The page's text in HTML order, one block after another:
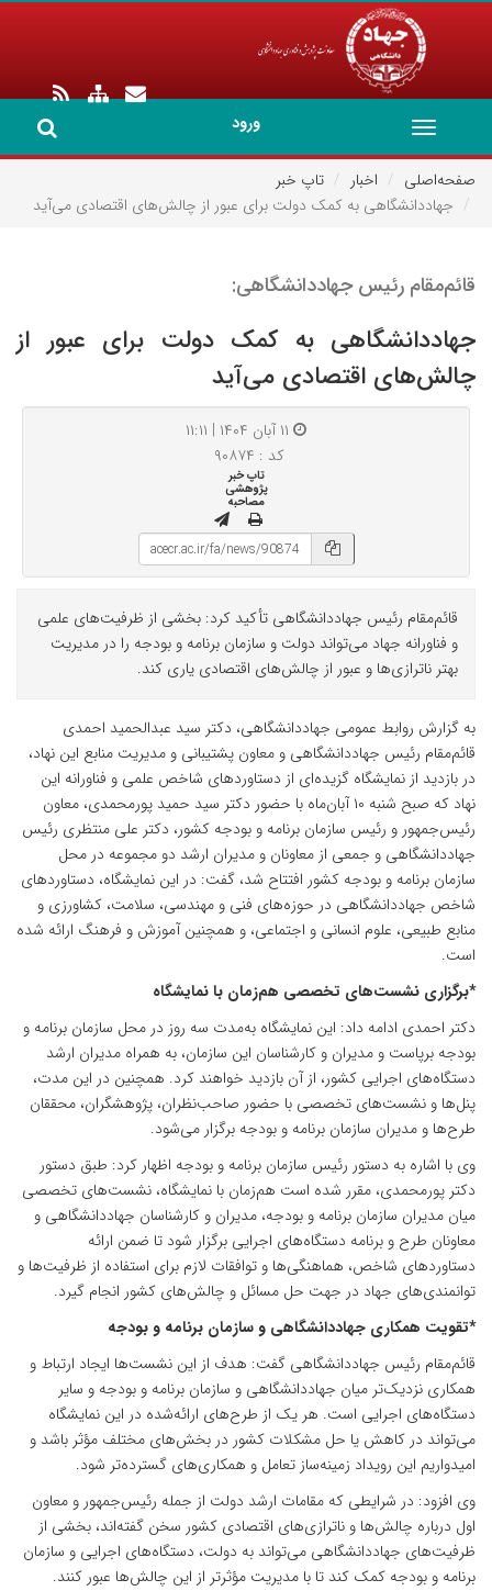
ورود
Toggle
navigation
صفحه‌اصلی
اخبار
تاپ خبر
جهاددانشگاهی به کمک دولت برای عبور از چالش‌های اقتصادی می‌آید
قائم‌مقام رئیس جهاددانشگاهی:
جهاددانشگاهی به کمک دولت برای عبور از
چالش‌های اقتصادی می‌آید
کد : ۹۰۸۷۴
تاپ خبر
پژوهشی
مصاحبه
قائم‌مقام رئیس جهاددانشگاهی تأکید کرد: بخشی از ظرفیت‌های علمی
و فناورانه جهاد می‌تواند دولت و سازمان برنامه و بودجه را در مدیریت
بهتر ناترازی‌ها و عبور از چالش‌های اقتصادی یاری کند.
به گزارش روابط عمومی جهاددانشگاهی، دکتر سید عبدالحمید احمدی
قائم‌مقام رئیس جهاددانشگاهی و معاون پشتیبانی و مدیریت منابع این نهاد،
در بازدید از نمایشگاه گزیده‌ای از دستاوردهای شاخص علمی و فناورانه این
نهاد که صبح شنبه ۱۰ آبان‌ماه با حضور دکتر سید حمید پورمحمدی، معاون
رئیس‌جمهور و رئیس سازمان برنامه و بودجه کشور، دکتر علی منتظری رئیس
جهاددانشگاهی و جمعی از معاونان و مدیران ارشد دو مجموعه در محل
سازمان برنامه و بودجه کشور افتتاح شد، گفت: در این نمایشگاه، دستاوردهای
شاخص جهاددانشگاهی در حوزه‌های فنی و مهندسی، سلامت، کشاورزی و
منابع طبیعی، علوم انسانی و اجتماعی، و همچنین آموزش و فرهنگ ارائه شده
است.
*برگزاری نشست‌های تخصصی هم‌زمان با نمایشگاه
دکتر احمدی ادامه داد: این نمایشگاه به‌مدت سه روز در محل سازمان برنامه و
بودجه برپاست و مدیران و کارشناسان این سازمان، به همراه مدیران ارشد
دستگاه‌های اجرایی کشور، از آن بازدید خواهند کرد. همچنین در این مدت،
پنل‌ها و نشست‌های تخصصی با حضور صاحب‌نظران، پژوهشگران، محققان
طرح‌ها و مدیران سازمان برنامه و بودجه برگزار می‌شود.
وی با اشاره به دستور رئیس سازمان برنامه و بودجه اظهار کرد: طبق دستور
دکتر پورمحمدی، مقرر شده است هم‌زمان با نمایشگاه، نشست‌های تخصصی
میان مدیران سازمان برنامه و بودجه، مدیران و کارشناسان جهاددانشگاهی و
معاونان طرح و برنامه دستگاه‌های اجرایی برگزار شود تا ضمن ارائه
دستاوردهای شاخص، هماهنگی‌ها و توافقات لازم برای استفاده از ظرفیت‌ها و
توانمندی‌های جهاد در جهت حل مسائل و چالش‌های کشور انجام گیرد.
*تقویت همکاری جهاددانشگاهی و سازمان برنامه و بودجه
قائم‌مقام رئیس جهاددانشگاهی گفت: هدف از این نشست‌ها ایجاد ارتباط و
همکاری نزدیک‌تر میان جهاددانشگاهی و سازمان برنامه و بودجه و سایر
دستگاه‌های اجرایی است. هر یک از طرح‌های ارائه‌شده در این نمایشگاه
می‌تواند در کاهش یا حل مشکلات کشور در بخش‌های مختلف مؤثر باشد و
امیدواریم این رویداد زمینه‌ساز تعامل و همکاری‌های گسترده‌تر شود.
وی افزود: در شرایطی که مقامات ارشد دولت از جمله رئیس‌جمهور و معاون
اول درباره چالش‌ها و ناترازی‌های اقتصادی کشور سخن گفته‌اند، بخشی از
ظرفیت‌های جهاددانشگاهی می‌تواند به دولت، دستگاه‌های اجرایی و سازمان
برنامه و بودجه کمک کند تا با مدیریت مؤثرتر از این چالش‌ها عبور کنند.